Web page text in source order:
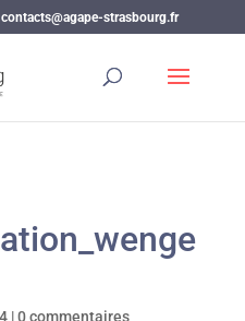
contacts@agape-strasbourg.fr
|0 commentaires